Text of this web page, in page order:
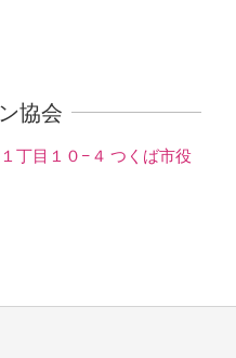
協会
丁目１０−４ つくば市役